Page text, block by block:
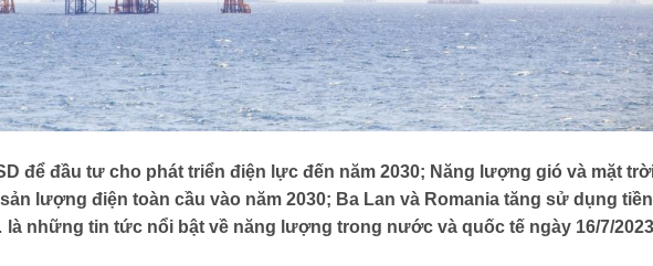
để đầu tư cho phát triển điện lực đến năm 2030; Năng lượng gió và mặt
lượng điện toàn cầu vào năm 2030; Ba Lan và Romania tăng sử dụng
những tin tức nổi bật về năng lượng trong nước và quốc tế ngày 16/7/